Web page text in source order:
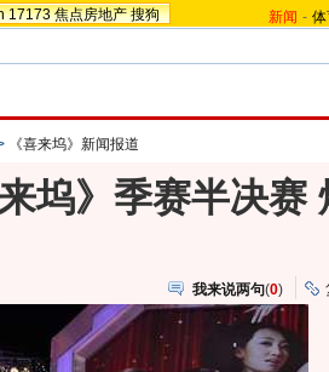
17173 焦点房地产 搜狗 新闻 -
《喜来坞》新闻报道
来坞》季赛半决赛
我来说两句(0)